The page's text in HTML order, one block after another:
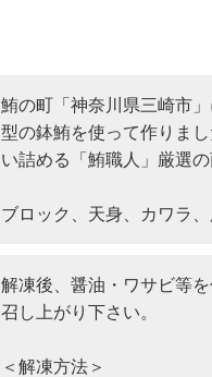
鮪の町「神奈川県三崎市
型の鉢鮪を使って作りま
い詰める「鮪職人」厳選の
ブロック、天身、カワラ
解凍後、醤油・ワサビ等
召し上がり下さい。
＜解凍方法＞